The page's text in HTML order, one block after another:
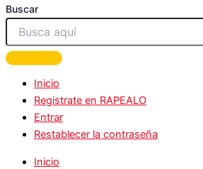
Buscar
Inicio
Registrate en RAPEALO
Entrar
Restablecer la contraseña
Inicio